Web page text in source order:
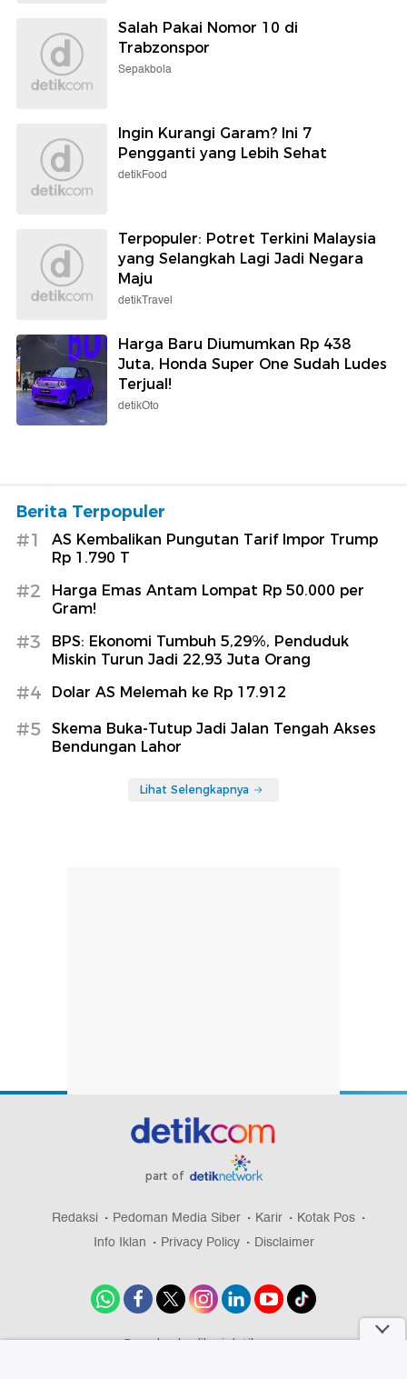
Salah Pakai Nomor 10 di
Trabzonspor
Sepakbola
Ingin Kurangi Garam? Ini 7
Pengganti yang Lebih Sehat
detikFood
Terpopuler: Potret Terkini Malaysia
yang Selangkah Lagi Jadi Negara
Maju
detikTravel
Harga Baru Diumumkan Rp 438
Juta, Honda Super One Sudah Ludes
Terjual!
detikOto
Berita Terpopuler
#1
AS Kembalikan Pungutan Tarif Impor Trump
Rp 1.790 T
#2
Harga Emas Antam Lompat Rp 50.000 per
Gram!
#3
BPS: Ekonomi Tumbuh 5,29%, Penduduk
Miskin Turun Jadi 22,93 Juta Orang
#4 Dolar AS Melemah ke Rp 17.912
#5
Skema Buka-Tutup Jadi Jalan Tengah Akses
Bendungan Lahor
Lihat Selengkapnya
part of
Redaksi Pedoman Media Siber Karir
Kotak Pos
Info Iklan
Privacy Policy Disclaimer
Download aplikasi detikcom